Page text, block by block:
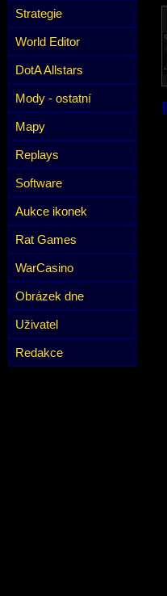
Strategie
World Editor
DotA Allstars
Mody - ostatní
Mapy
Replays
Software
Aukce ikonek
Rat Games
WarCasino
Obrázek dne
Uživatel
Redakce